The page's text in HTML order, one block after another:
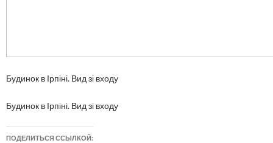
Будинок в Ірпіні. Вид зі входу
Будинок в Ірпіні. Вид зі входу
ПОДЕЛИТЬСЯ ССЫЛКОЙ: